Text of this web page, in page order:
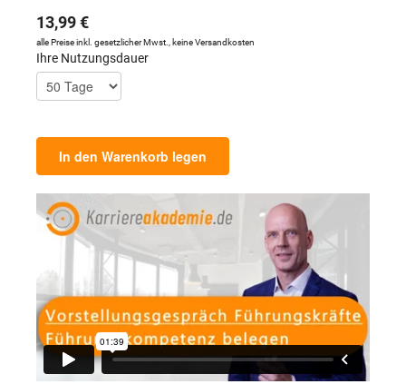
13,99 €
alle Preise inkl. gesetzlicher Mwst., keine Versandkosten
Ihre Nutzungsdauer
In den Warenkorb legen